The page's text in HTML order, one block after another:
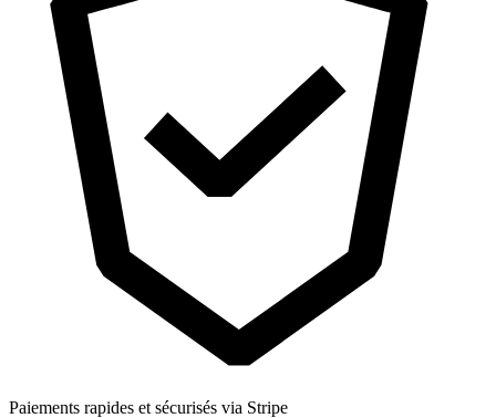
Paiements rapides et sécurisés via Stripe